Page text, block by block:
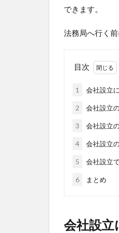
できます。
法務局へ行く
目次
1 会社設立
2 会社設立
3 会社設立
4 会社設立
5 会社設立
6 まとめ
会社設立